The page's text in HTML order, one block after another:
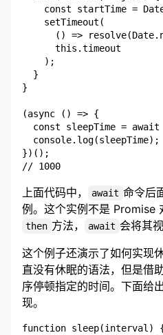
const startTime =
    setTimeout(
() =>
      this.timeout
    );
  }
}
(async () => {
const sleepTime = await
  console.log(sleepTime);
})();
上面代码中， await 命令后
例。这个实例不是 Promise
then 方法， await 会将其
这个例子还演示了如何实现
直没有休眠的语法，但是借
序停顿指定的时间。下面给
现。
function sleep(interval)